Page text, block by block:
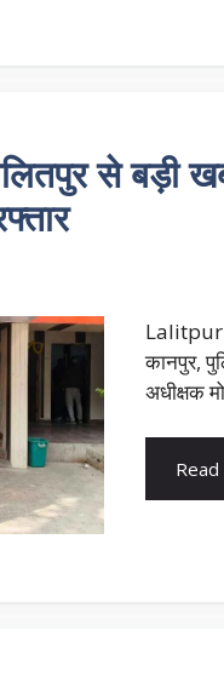
से बड़ी
Lalitpur
कानपुर,
अधीक्षक